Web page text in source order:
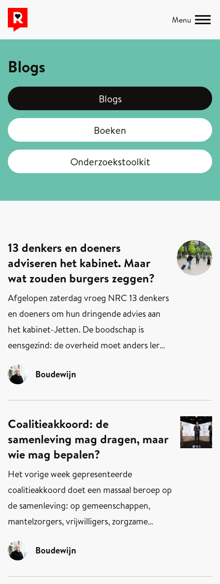
Menu
Blogs
Blogs
Boeken
Onderzoekstoolkit
13 denkers en doeners
adviseren het kabinet. Maar
wat zouden burgers zeggen?
Afgelopen zaterdag vroeg NRC 13 denkers
en doeners om hun dringende advies aan
het kabinet-Jetten. De boodschap is
eensgezind: de overheid moet anders leren
serieuzer betrekken bij wat er besloten
Boudewijn
Coalitieakkoord: de
samenleving mag dragen, maar
wie mag bepalen?
Het vorige week gepresenteerde
coalitieakkoord doet een massaal beroep op
de samenleving: op gemeenschappen,
mantelzorgers, vrijwilligers, zorgzame
De overheid erkent dat er "enorm veel
Boudewijn